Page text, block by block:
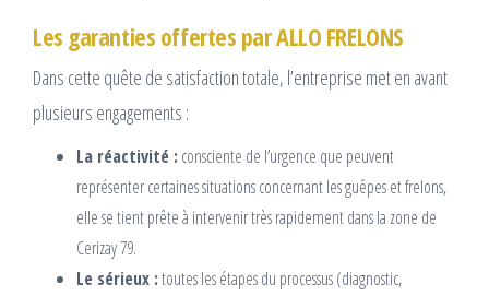
Les garanties offertes par ALLO FRELONS
Dans cette quête de satisfaction totale, l’entreprise met en avant
plusieurs engagements :
La réactivité : consciente de l’urgence que peuvent
représenter certaines situations concernant les guêpes et frelons,
elle se tient prête à intervenir très rapidement dans la zone de
Cerizay 79.
Le sérieux :toutes les étapes du processus (diagnostic,